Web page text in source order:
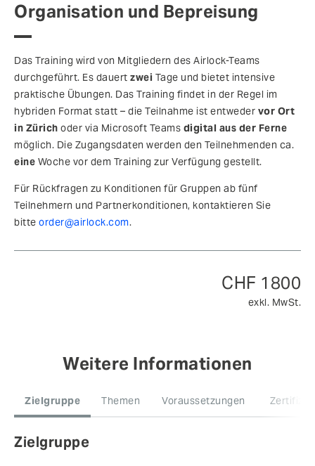
Nächster Schritt
Organisation und Bepreisung
Das Training wird von Mitgliedern des Airlock-Teams
durchgeführt. Es dauert zwei Tage und bietet intensive
praktische Übungen. Das Training findet in der Regel im
hybriden Format statt – die Teilnahme ist entweder vor Ort
in Zürich oder via Microsoft Teams digital aus der Ferne
möglich. Die Zugangsdaten werden den Teilnehmenden ca.
eine Woche vor dem Training zur Verfügung gestellt.
Für Rückfragen zu Konditionen für Gruppen ab fünf
Teilnehmern und Partnerkonditionen, kontaktieren Sie
bitte order@airlock.com.
CHF 1800
exkl. MwSt.
Weitere Informationen
Zielgruppe